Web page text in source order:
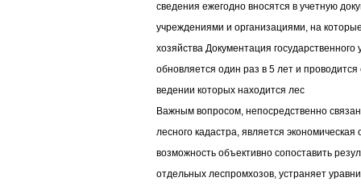
сведения ежегодно вносятся в учетную
учреждениями и организациями, на
хозяйства Документация
обновляется один раз в 5 лет и
ведении которых находится лес
Важным вопросом, непосредственно
лесного кадастра, является экономическая
возможность объективно сопоставить
отдельных леспромхозов, устраняет